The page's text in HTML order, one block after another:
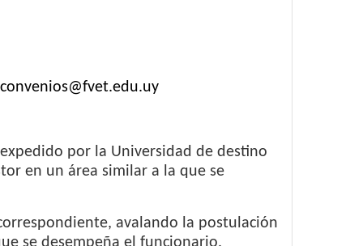
convenios@fvet.edu.uy
por la Universidad de destino
en un área similar a la que se
avalando la postulación
se desempeña el funcionario.